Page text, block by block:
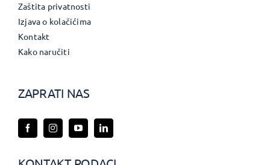
Zaštita privatnosti
Izjava o kolačićima
Kontakt
Kako naručiti
ZAPRATI NAS